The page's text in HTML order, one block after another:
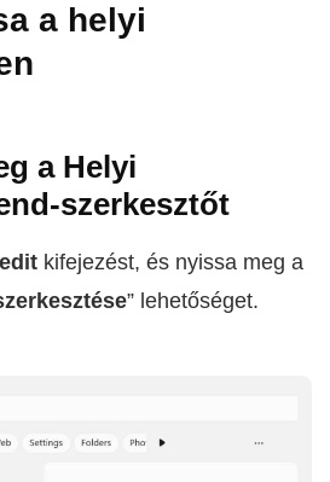
a helyi
a Helyi
szerkesztőt
kifejezést, és nyissa meg a
” lehetőséget.